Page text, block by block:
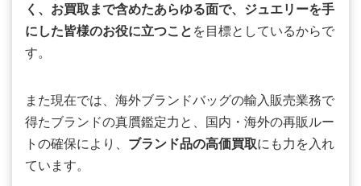
く、お買取まで含めたあらゆる面で、ジュエリーを手
にした皆様のお役に立つこと を目標としているからで
す。
また現在では、海外ブランドバッグの輸入販売業務で
得たブランドの真贋鑑定力と、国内・海外の再販ルー
トの確保により、 ブランド品の高価買取にも力を入れ
ています。